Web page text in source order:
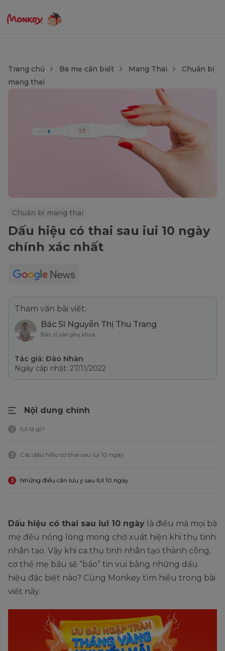
Trang chủ Ba mẹ cần biết Mang Thai
Chuẩn bị
mang thai
Chuẩn bị mang thai
Dấu hiệu có thai sau iui 10 ngày
chính xác nhất
Tham vấn bài viết:
Bác Sĩ Nguyễn Thị Thu Trang
Bác sĩ sản phụ khoa
Tác giả: Đào Nhàn
Ngày cập nhật: 27/11/2022
Nội dung chính
1 IUI là gì?
2 Các dấu hiệu có thai sau iui 10 ngày
3 Những điều cần lưu ý sau IUI 10 ngày
Dấu hiệu có thai sau iui 10 ngày là điều mà mọi bà
mẹ đều nóng lòng mong chờ xuất hiện khi thụ tinh
nhân tạo. Vậy khi ca thụ tinh nhân tạo thành công,
cơ thể mẹ bầu sẽ “báo” tin vui bằng những dấu
hiệu đặc biệt nào? Cùng Monkey tìm hiểu trong bài
viết này.